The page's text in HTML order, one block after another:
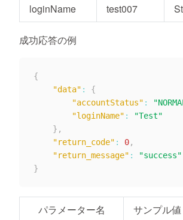
loginName
test007
成功応答の例
{
"data" :
{
"accountStatus" :
"loginName" :
"Test"
} ,
"return_code" : 0,
"return_message" :
"success"
}
パラメーター名 サンプル値